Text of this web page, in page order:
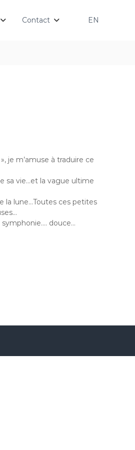
Contact EN
je m’amuse à traduire ce
sa vie…et la vague ultime
la lune…Toutes ces petites
douce…